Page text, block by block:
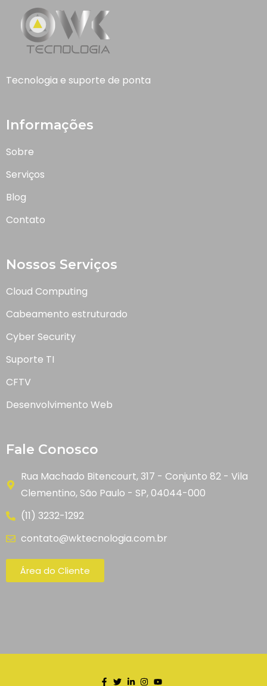
Tecnologia e suporte de ponta
Informações
Sobre
Serviços
Blog
Contato
Nossos Serviços
Cloud Computing
Cabeamento estruturado
Cyber Security
Suporte TI
CFTV
Desenvolvimento Web
Fale Conosco
Rua Machado Bitencourt, 317 - Conjunto 82 - Vila
Clementino, São Paulo - SP, 04044-000
(11) 3232-1292
contato@wktecnologia.com.br
Área do Cliente